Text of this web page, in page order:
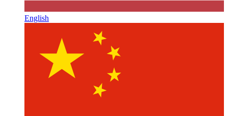
English